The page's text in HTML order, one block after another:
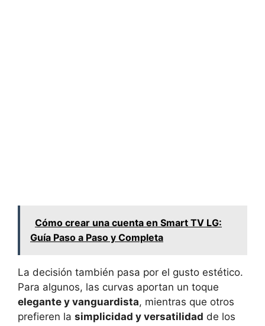
Cómo crear una cuenta en Smart TV LG:
Guía Paso a Paso y Completa
La decisión también pasa por el gusto estético.
Para algunos, las curvas aportan un toque
elegante y vanguardista, mientras que otros
prefieren la simplicidad y versatilidad de los